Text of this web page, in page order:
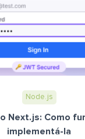
Node.js
Next.js: Como
implementá-la